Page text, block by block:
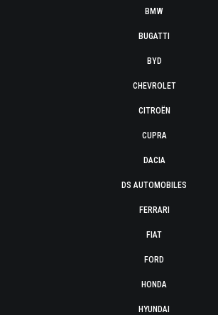
BMW
BUGATTI
BYD
CHEVROLET
CITROËN
CUPRA
DACIA
DS AUTOMOBILES
FERRARI
FIAT
FORD
HONDA
HYUNDAI